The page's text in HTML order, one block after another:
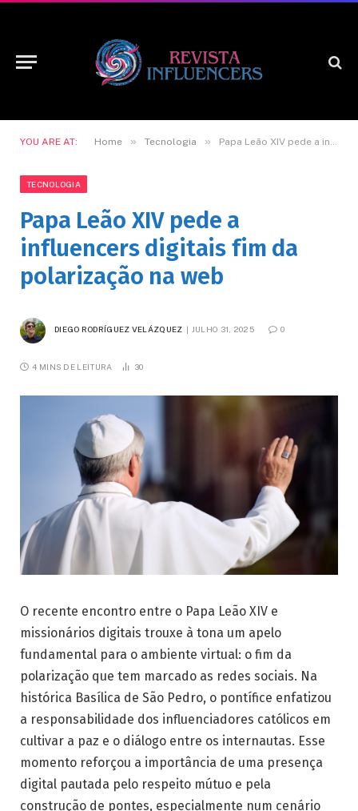
YOU ARE AT: Home » Tecnologia » Papa Leão XIV pede a influencers digitais fim da polarização na web
TECNOLOGIA
Papa Leão XIV pede a
influencers digitais fim da
polarização na web
DIEGO RODRÍGUEZ VELÁZQUEZ JULHO 31, 2025 0
4 MINS DE LEITURA 30
O recente encontro entre o Papa Leão XIV e
missionários digitais trouxe à tona um apelo
fundamental para o ambiente virtual: o fim da
polarização que tem marcado as redes sociais. Na
histórica Basílica de São Pedro, o pontífice enfatizou
a responsabilidade dos influenciadores católicos em
cultivar a paz e o diálogo entre os internautas. Esse
momento reforçou a importância de uma presença
digital pautada pelo respeito mútuo e pela
construção de pontes, especialmente num cenário